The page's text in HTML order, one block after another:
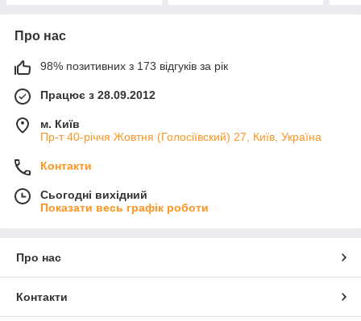
Про нас
98% позитивних з 173 відгуків за рік
Працює з 28.09.2012
м. Київ
Пр-т 40-річчя Жовтня (Голосіївский) 27, Київ, Україна
Контакти
Сьогодні вихідний
Показати весь графік роботи
Про нас
Контакти